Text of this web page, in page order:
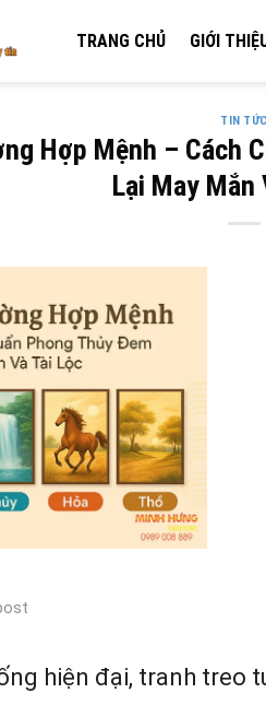
TRANG CHỦ GIỚI
TIN TỨC
Hợp Mệnh – Cách
Lại May Mắn
hiện đại, tranh